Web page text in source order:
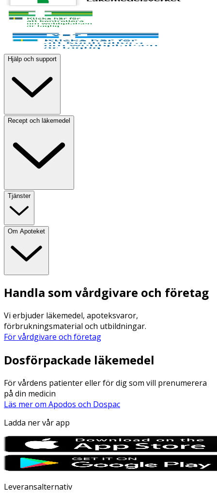
Hjälp och support
Recept och läkemedel
Tjänster
Om Apoteket
Handla som vårdgivare och företag
Vi erbjuder läkemedel, apoteksvaror,
förbrukningsmaterial och utbildningar.
För vårdgivare och företag
Dosförpackade läkemedel
För vårdens patienter eller för dig som vill prenumerera
på din medicin
Läs mer om Apodos och Dospac
Ladda ner vår app
Leveransalternativ